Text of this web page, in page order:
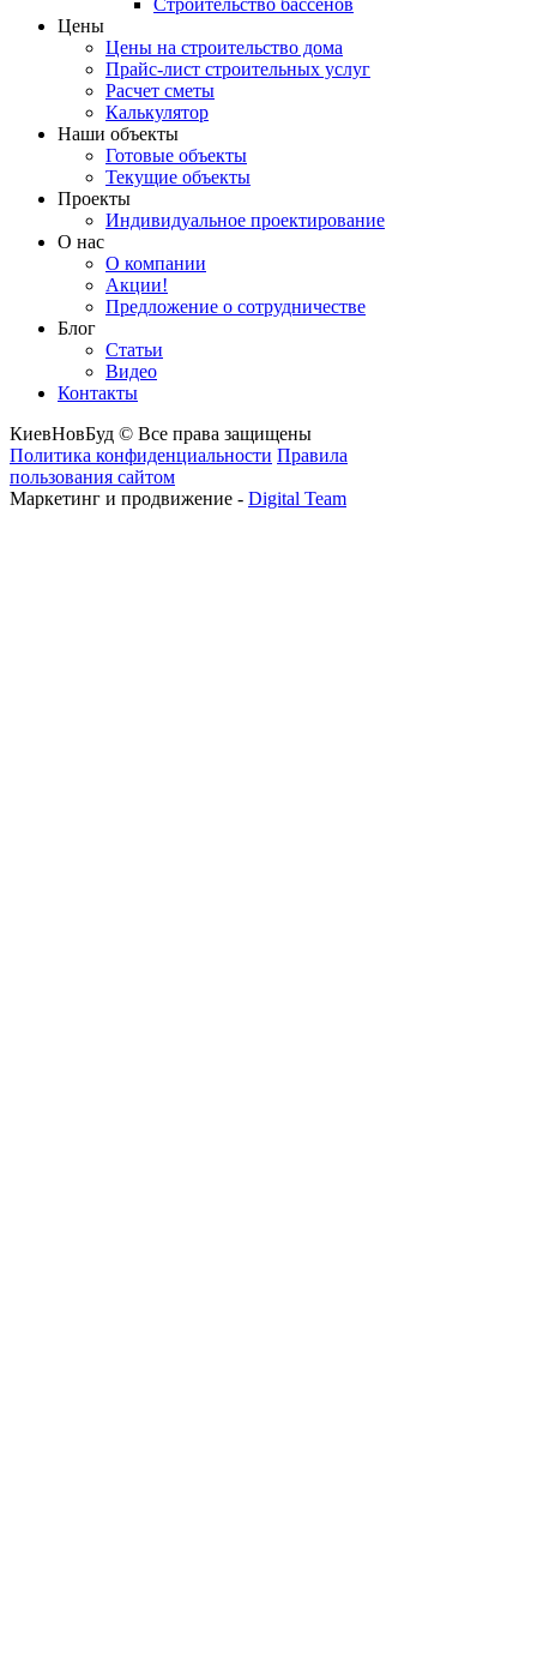
Цены
Цены на строительство дома
Прайс-лист строительных услуг
Расчет сметы
Калькулятор
Наши объекты
Готовые объекты
Текущие объекты
Проекты
Индивидуальное проектирование
О нас
О компании
Акции!
Предложение о сотрудничестве
Блог
Статьи
Видео
Контакты
КиевНовБуд © Все права защищены
Политика конфиденциальности Правила
пользования сайтом
Маркетинг и продвижение - Digital Team